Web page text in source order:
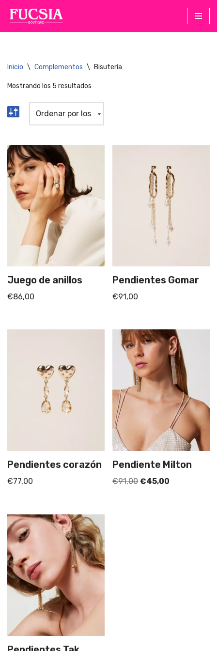
Saltar
Inicio \ Complementos \ Bisutería
Mostrando los 5 resultados
Juego de anillos
€86,00
Pendientes Gomar
€91,00
Pendientes corazón
€77,00
Pendiente Milton
€91,00 €45,00